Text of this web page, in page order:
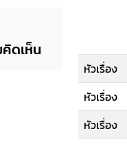
ดเห็น
หัวเรื่อง
หัวเรื่อง
หัวเรื่อง